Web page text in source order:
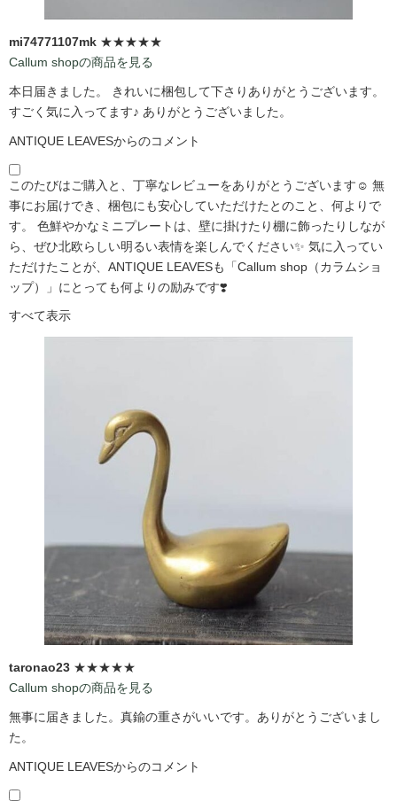
mi74771107mk ★★★★★
Callum shopの商品を見る
本日届きました。 きれいに梱包して下さりありがとうございます。
すごく気に入ってます♪ ありがとうございました。
ANTIQUE LEAVESからのコメント
このたびはご購入と、丁寧なレビューをありがとうございます☺️ 無
事にお届けでき、梱包にも安心していただけたとのこと、何よりで
す。 色鮮やかなミニプレートは、壁に掛けたり棚に飾ったりしなが
ら、ぜひ北欧らしい明るい表情を楽しんでください✨ 気に入ってい
ただけたことが、ANTIQUE LEAVESも「Callum shop（カラムショ
ップ）」にとっても何よりの励みです❣️
すべて表示
taronao23 ★★★★★
Callum shopの商品を見る
無事に届きました。真鍮の重さがいいです。ありがとうございまし
た。
ANTIQUE LEAVESからのコメント